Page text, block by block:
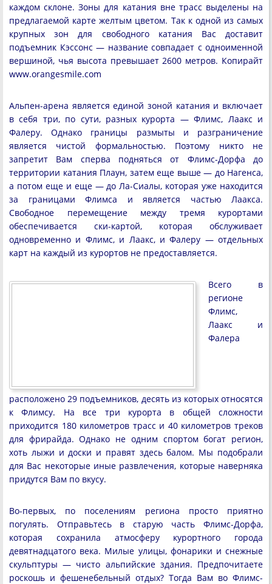
каждом склоне. Зоны для катания вне трасс выделены на
предлагаемой карте желтым цветом. Так к одной из самых
крупных зон для свободного катания Вас доставит
подъемник Кэссонс — название совпадает с одноименной
вершиной, чья высота превышает 2600 метров. Копирайт
www.orangesmile.com
Альпен-арена является единой зоной катания и включает
в себя три, по сути, разных курорта — Флимс, Лаакс и
Фалеру. Однако границы размыты и разграничение
является чистой формальностью. Поэтому никто не
запретит Вам сперва подняться от Флимс-Дорфа до
территории катания Плаун, затем еще выше — до Нагенса,
а потом еще и еще — до Ла-Сиалы, которая уже находится
за границами Флимса и является частью Лаакса.
Свободное перемещение между тремя курортами
обеспечивается ски-картой, которая обслуживает
одновременно и Флимс, и Лаакс, и Фалеру — отдельных
карт на каждый из курортов не предоставляется.
Всего в
регионе
Флимс,
Лаакс и
Фалера
расположено 29 подъемников, десять из которых относятся
к Флимсу. На все три курорта в общей сложности
приходится 180 километров трасс и 40 километров треков
для фрирайда. Однако не одним спортом богат регион,
хоть лыжи и доски и правят здесь балом. Мы подобрали
для Вас некоторые иные развлечения, которые наверняка
придутся Вам по вкусу.
Во-первых, по поселениям региона просто приятно
погулять. Отправьтесь в старую часть Флимс-Дорфа,
которая сохранила атмосферу курортного города
девятнадцатого века. Милые улицы, фонарики и снежные
скульптуры — чисто альпийские здания. Предпочитаете
роскошь и фешенебельный отдых? Тогда Вам во Флимс-